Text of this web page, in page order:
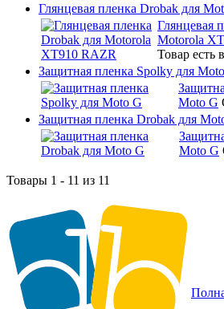
Глянцевая пленка Drobak для
Глянцевая
Motorola
Товар есть
Защитная пленка Spolky для
Moto G
Защитная пленка Drobak для
Moto G
Товары 1 - 11 из 11